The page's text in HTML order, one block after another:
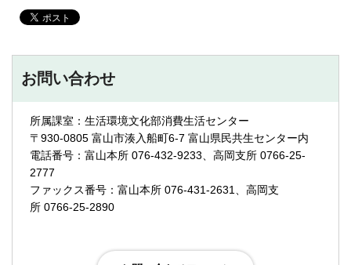
お問い合わせ
所属課室：生活環境文化部消費生活センター
〒930-0805 富山市湊入船町6-7 富山県民共生センター内
電話番号：富山本所 076-432-9233、高岡支所 0766-25-
2777
ファックス番号：富山本所 076-431-2631、高岡支
所 0766-25-2890